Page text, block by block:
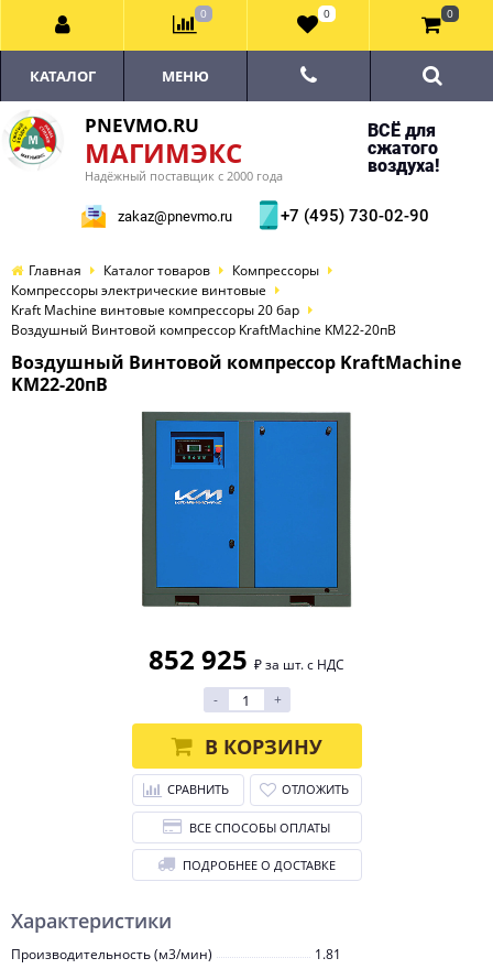
PNEVMO.RU
МАГИМЭКС
Надёжный поставщик с 2000 года
ВСЁ для
сжатого
воздуха!
zakaz@pnevmo.ru +7 (495) 730-02-90
КАТАЛОГ МЕНЮ
Главная Каталог товаров
Компрессоры
Компрессоры электрические винтовые
Kraft Machine винтовые компрессоры 20 бар
Воздушный Винтовой компрессор KraftMachine KM22-20пВ
Воздушный Винтовой компрессор KraftMachine
KM22-20пВ
Характеристики
Производительность (м3/мин)
1.81
852 925 ₽ за шт. с НДС
-
+
В КОРЗИНУ
СРАВНИТЬ ОТЛОЖИТЬ
ВСЕ СПОСОБЫ ОПЛАТЫ
ПОДРОБНЕЕ О ДОСТАВКЕ
0 0 0